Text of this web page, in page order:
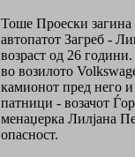
Тоше Проески загина
автопатот Загреб -
возраст од 26
во возилото
камионот пред него и
патници - возачот
менаџерка Лилјана
опасност.